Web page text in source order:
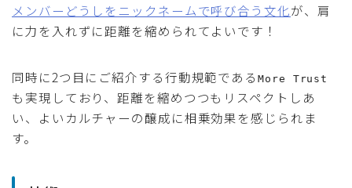
メンバーどうしをニックネームで呼び合う文化が、肩
に力を入れずに距離を縮められてよいです！
同時に2つ目にご紹介する行動規範であるMore Trust
も実現しており、距離を縮めつつもリスペクトしあ
い、よいカルチャーの醸成に相乗効果を感じられま
す。